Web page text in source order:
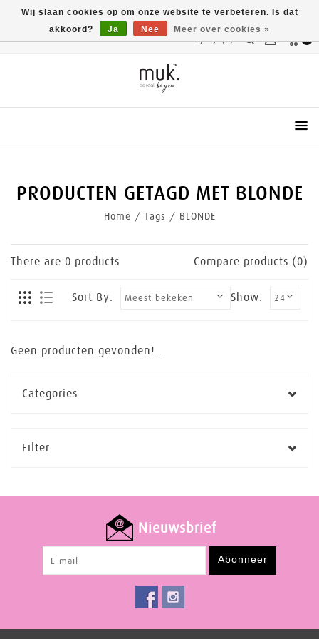
Vergelijk(0)
PRODUCTEN GETAGD MET BLONDE
Home / Tags / BLONDE
There are 0 products Compare products (0)
Show:
Sort By:
Geen producten gevonden!...
Categories
Filter
Nieuwsbrief
Abonneer
Wij slaan cookies op om onze website te verbeteren. Is dat
akkoord?
Ja Nee Meer over cookies »